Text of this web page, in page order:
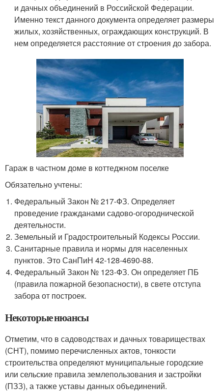
и дачных объединений в Российской Федерации.
Именно текст данного документа определяет размеры
жилых, хозяйственных, ограждающих конструкций. В
нем определяется расстояние от строения до забора.
Гараж в частном доме в коттеджном поселке
Обязательно учтены:
Федеральный Закон № 217-ФЗ. Определяет
проведение гражданами садово-огороднической
деятельности.
Земельный и Градостроительный Кодексы России.
Санитарные правила и нормы для населенных
пунктов. Это СанПиН 42-128-4690-88.
Федеральный Закон № 123-ФЗ. Он определяет ПБ
(правила пожарной безопасности), в свете отступа
забора от построек.
Некоторые нюансы
Отметим, что в садоводствах и дачных товариществах
(СНТ), помимо перечисленных актов, тонкости
строительства определяют муниципальные городские
или сельские правила землепользования и застройки
(ПЗЗ), а также уставы данных объединений.